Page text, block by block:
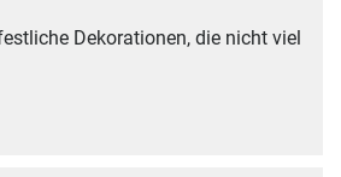
Dekorationen, die nicht viel